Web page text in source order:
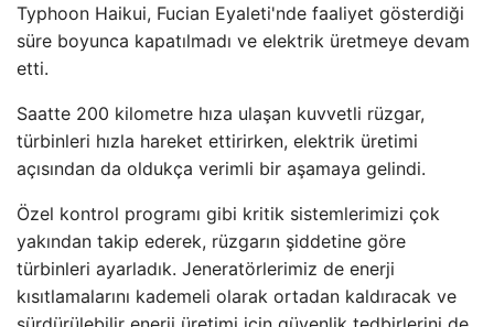
Typhoon Haikui, Fucian Eyaleti'nde faaliyet gösterdiği
süre boyunca kapatılmadı ve elektrik üretmeye devam
etti.
Saatte 200 kilometre hıza ulaşan kuvvetli rüzgar,
türbinleri hızla hareket ettirirken, elektrik üretimi
açısından da oldukça verimli bir aşamaya gelindi.
Özel kontrol programı gibi kritik sistemlerimizi çok
yakından takip ederek, rüzgarın şiddetine göre
türbinleri ayarladık. Jeneratörlerimiz de enerji
kısıtlamalarını kademeli olarak ortadan kaldıracak ve